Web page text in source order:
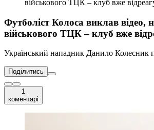
військового ТЦК – клуб вже
Футболіст Колоса виклав відео,
військового ТЦК – клуб вже
Український нападник Данило Колесник
Поділитись
1
коментарі